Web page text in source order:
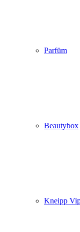
Parfüm
Beautybox
Kneipp